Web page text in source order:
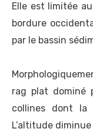
Elle est limitée
bordure
par le bassin
rag plat dominé
collines dont la
L’altitude